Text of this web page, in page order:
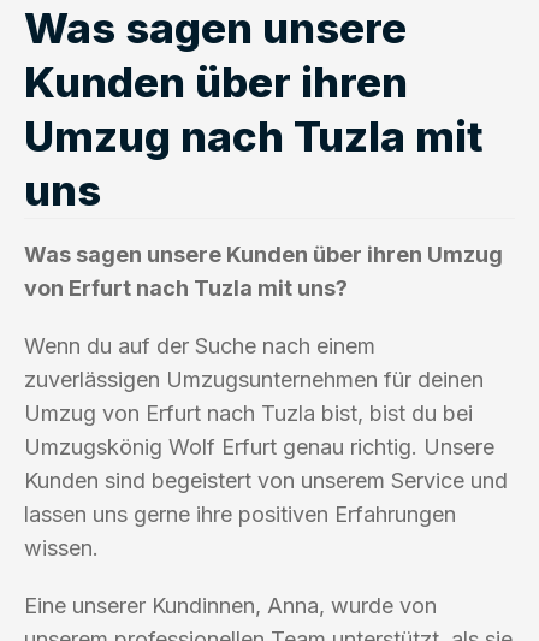
Was sagen unsere
Kunden über ihren
Umzug nach Tuzla mit
uns
Was sagen unsere Kunden über ihren Umzug
von Erfurt nach Tuzla mit uns?
Wenn du auf der Suche nach einem
zuverlässigen Umzugsunternehmen für deinen
Umzug von Erfurt nach Tuzla bist, bist du bei
Umzugskönig Wolf Erfurt genau richtig. Unsere
Kunden sind begeistert von unserem Service und
lassen uns gerne ihre positiven Erfahrungen
wissen.
Eine unserer Kundinnen, Anna, wurde von